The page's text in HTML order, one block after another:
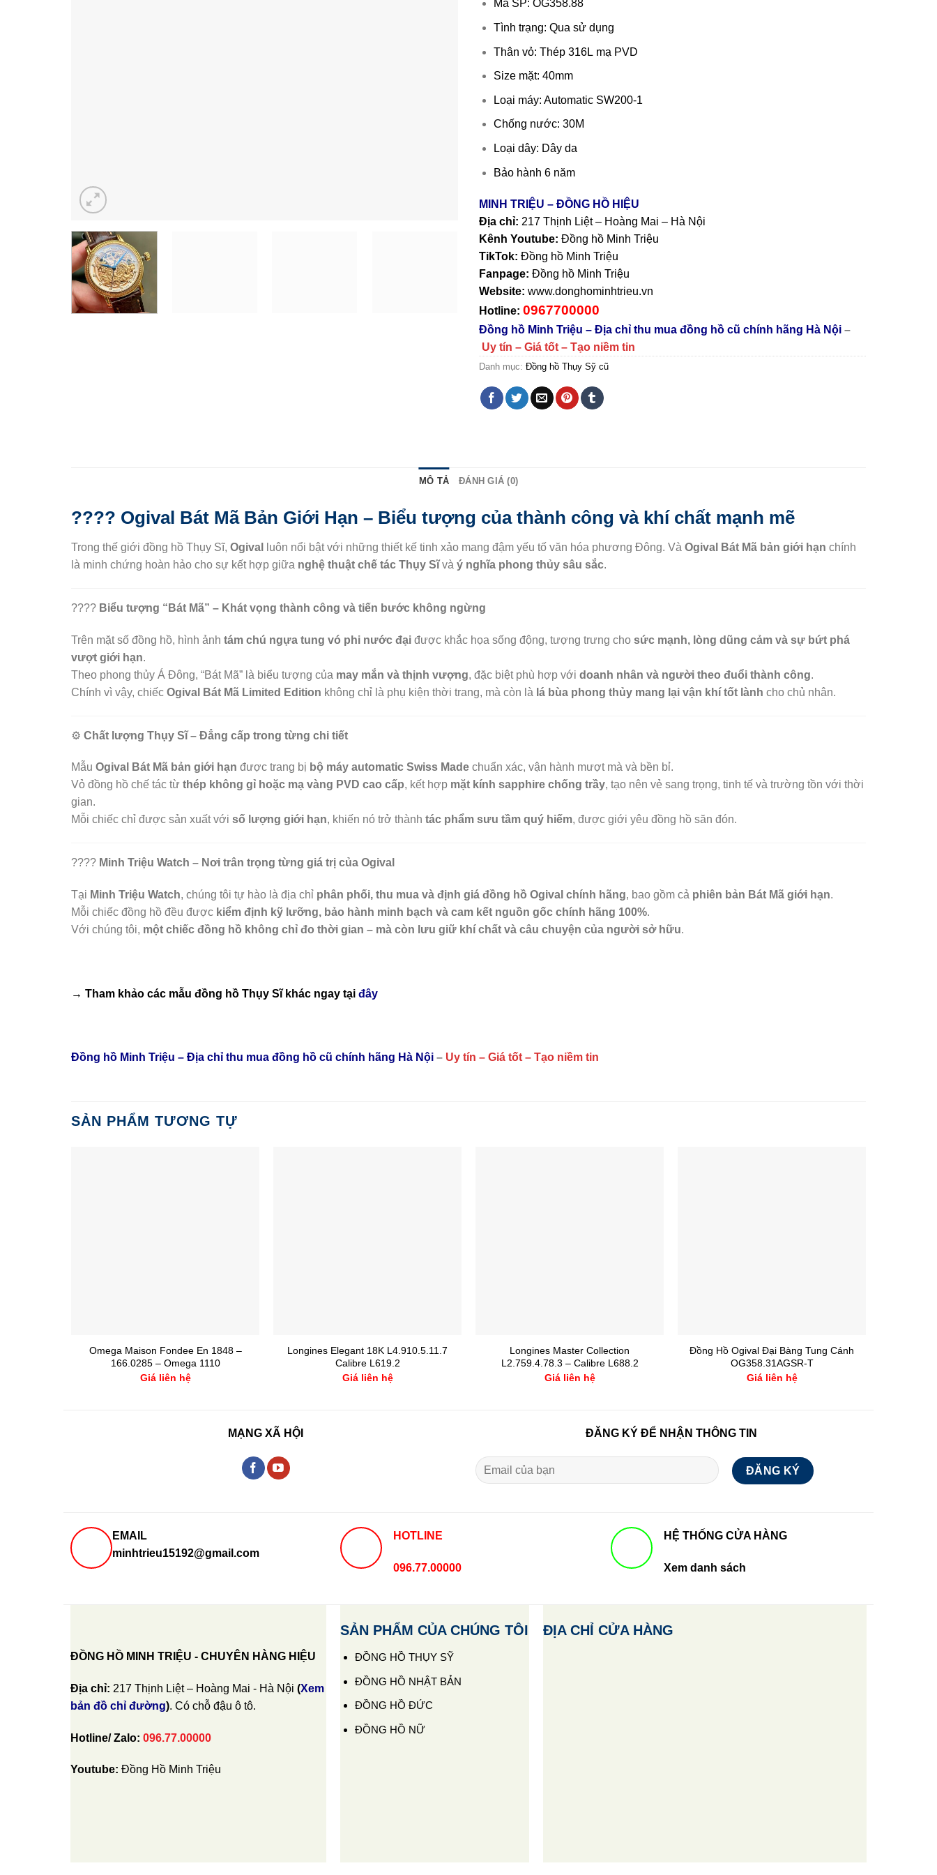
Mã SP: OG358.88
Tình trạng: Qua sử dụng
Thân vỏ: Thép 316L mạ PVD
Size mặt: 40mm
Loại máy: Automatic SW200-1
Chống nước: 30M
Loại dây: Dây da
Bảo hành 6 năm
MINH TRIỆU – ĐỒNG HỒ HIỆU
Địa chỉ: 217 Thịnh Liệt – Hoàng Mai – Hà Nội
Kênh Youtube: Đồng hồ Minh Triệu
TikTok: Đồng hồ Minh Triệu
Fanpage: Đồng hồ Minh Triệu
Website: www.donghominhtrieu.vn
Hotline: 0967700000
Đồng hồ Minh Triệu – Địa chỉ thu mua đồng hồ cũ chính hãng Hà Nội –
Uy tín – Giá tốt – Tạo niềm tin
Danh mục: Đồng hồ Thụy Sỹ cũ
MÔ TẢ ĐÁNH GIÁ (0)
???? Ogival Bát Mã Bản Giới Hạn – Biểu tượng của thành công và khí chất mạnh mẽ
Trong thế giới đồng hồ Thụy Sĩ, Ogival luôn nổi bật với những thiết kế tinh xảo mang đậm yếu tố văn hóa phương Đông. Và Ogival Bát Mã bản giới hạn chính
là minh chứng hoàn hảo cho sự kết hợp giữa nghệ thuật chế tác Thụy Sĩvà ý nghĩa phong thủy sâu sắc.
???? Biểu tượng “Bát Mã” – Khát vọng thành công và tiến bước không ngừng
Trên mặt số đồng hồ, hình ảnh tám chú ngựa tung vó phi nước đại được khắc họa sống động, tượng trưng cho sức mạnh, lòng dũng cảm và sự bứt phá
vượt giới hạn.
Theo phong thủy Á Đông, “Bát Mã” là biểu tượng của may mắn và thịnh vượng, đặc biệt phù hợp với doanh nhân và người theo đuổi thành công.
Chính vì vậy, chiếc Ogival Bát Mã Limited Edition không chỉ là phụ kiện thời trang, mà còn là lá bùa phong thủy mang lại vận khí tốt lành cho chủ nhân.
⚙️ Chất lượng Thụy Sĩ – Đẳng cấp trong từng chi tiết
Mẫu Ogival Bát Mã bản giới hạn được trang bị bộ máy automatic Swiss Made chuẩn xác, vận hành mượt mà và bền bỉ.
Vỏ đồng hồ chế tác từ thép không gỉ hoặc mạ vàng PVD cao cấp, kết hợp mặt kính sapphire chống trầy, tạo nên vẻ sang trọng, tinh tế và trường tồn với thời
gian.
Mỗi chiếc chỉ được sản xuất với số lượng giới hạn, khiến nó trở thành tác phẩm sưu tầm quý hiếm, được giới yêu đồng hồ săn đón.
????️ Minh Triệu Watch – Nơi trân trọng từng giá trị của Ogival
Tại Minh Triệu Watch, chúng tôi tự hào là địa chỉ phân phối, thu mua và định giá đồng hồ Ogival chính hãng, bao gồm cả phiên bản Bát Mã giới hạn.
Mỗi chiếc đồng hồ đều được kiểm định kỹ lưỡng, bảo hành minh bạch và cam kết nguồn gốc chính hãng 100%.
Với chúng tôi, một chiếc đồng hồ không chỉ đo thời gian – mà còn lưu giữ khí chất và câu chuyện của người sở hữu.
→ Tham khảo các mẫu đồng hồ Thụy Sĩkhác ngay tại đây
Đồng hồ Minh Triệu – Địa chỉ thu mua đồng hồ cũ chính hãng Hà Nội – Uy tín – Giá tốt – Tạo niềm tin
SẢN PHẨM TƯƠNG TỰ
Omega Maison Fondee En 1848 –
166.0285 – Omega 1110
Giá liên hệ
Longines Elegant 18K L4.910.5.11.7
Calibre L619.2
Giá liên hệ
Longines Master Collection
L2.759.4.78.3 – Calibre L688.2
Giá liên hệ
Đồng Hồ Ogival Đại Bàng Tung Cánh
OG358.31AGSR-T
Giá liên hệ
MẠNG XÃ HỘI ĐĂNG KÝ ĐỂ NHẬN THÔNG TIN
EMAIL
minhtrieu15192@gmail.com
HOTLINE
096.77.00000
HỆ THỐNG CỬA HÀNG
Xem danh sách
ĐỒNG HỒ MINH TRIỆU - CHUYÊN HÀNG HIỆU
Địa chỉ: 217 Thịnh Liệt – Hoàng Mai - Hà Nội (Xem
bản đồ chỉ đường). Có chỗ đậu ô tô.
Hotline/ Zalo: 096.77.00000
Youtube: Đồng Hồ Minh Triệu
SẢN PHẨM CỦA CHÚNG TÔI
ĐỒNG HỒ THỤY SỸ
ĐỒNG HỒ NHẬT BẢN
ĐỒNG HỒ ĐỨC
ĐỒNG HỒ NỮ
ĐỊA CHỈ CỬA HÀNG